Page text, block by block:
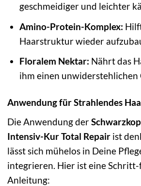
geschmeidiger und leichter
Amino-Protein-Komplex:
Haarstruktur wieder
Floralem Nektar: Nährt das
ihm einen unwiderstehlichen
Anwendung für Strahlendes
Die Anwendung der
Intensiv-Kur Total Repair ist
lässt sich mühelos in Deine
integrieren. Hier ist eine
Anleitung: